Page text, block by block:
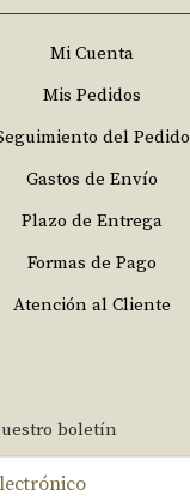
Mi Cuenta
Mis Pedidos
del Pedido
Gastos de Envío
Plazo de Entrega
Formas de Pago
Atención al Cliente
boletín